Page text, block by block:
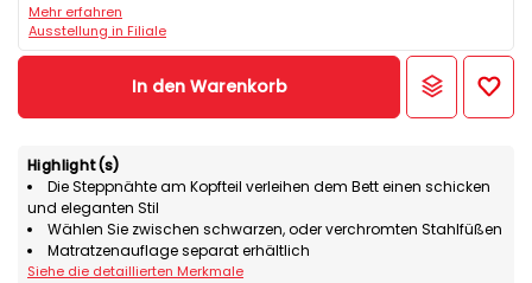
Mehr erfahren
Ausstellung in Filiale
In den Warenkorb
Highlight(s)
Die Steppnähte am Kopfteil verleihen dem Bett einen schicken
und eleganten Stil
Wählen Sie zwischen schwarzen, oder verchromten Stahlfüßen
Matratzenauflage separat erhältlich
Siehe die detaillierten Merkmale